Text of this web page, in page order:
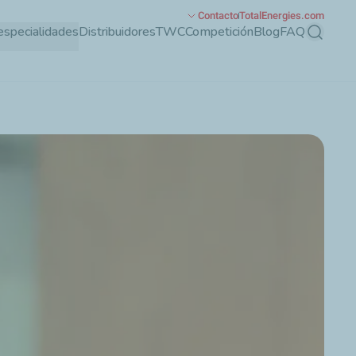
DistribuidoresTWCCompeticiónBlogFAQ Buscar
ContactoTotalEnergies.com